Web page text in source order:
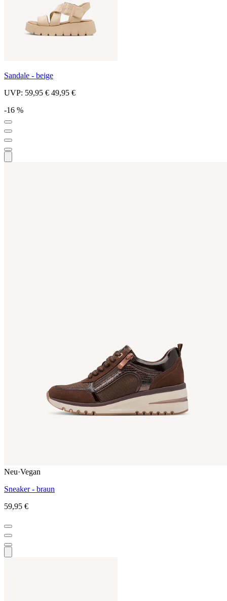
Sandale - beige
UVP: 59,95 € 49,95 €
-16 %
Neu·Vegan
Sneaker - braun
59,95 €